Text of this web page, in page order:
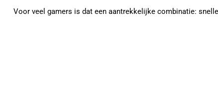
Voor veel gamers is dat een aantrekkelijke combinatie: